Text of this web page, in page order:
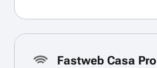
Fastweb Casa Pro